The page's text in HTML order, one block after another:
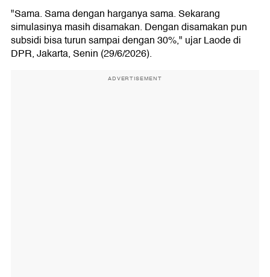
"Sama. Sama dengan harganya sama. Sekarang
simulasinya masih disamakan. Dengan disamakan pun
subsidi bisa turun sampai dengan 30%," ujar Laode di
DPR, Jakarta, Senin (29/6/2026).
ADVERTISEMENT